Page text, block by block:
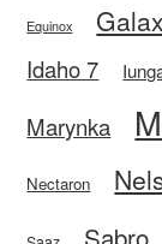
Equinox
Idaho 7
Marynka
Nectaron
Sabro